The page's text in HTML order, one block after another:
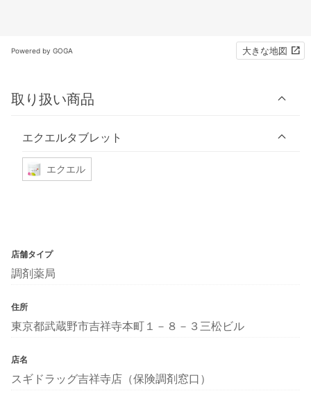
Powered by GOGA 大きな地図
取り扱い商品
エクエルタブレット
エクエル
店舗タイプ
調剤薬局
住所
東京都武蔵野市吉祥寺本町１－８－３三松ビル
店名
スギドラッグ吉祥寺店（保険調剤窓口）